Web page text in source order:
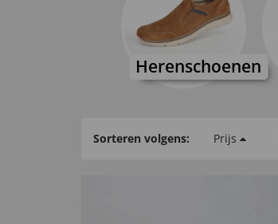
Herenschoenen
Sorteren volgens: Prijs